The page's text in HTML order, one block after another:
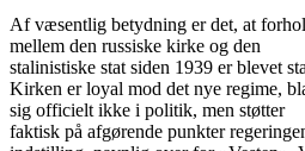
Af væsentlig betydning er det, at
mellem den russiske kirke og den
stalinistiske stat siden 1939 er blevet
Kirken er loyal mod det nye regime,
sig officielt ikke i politik, men støtter
faktisk på afgørende punkter